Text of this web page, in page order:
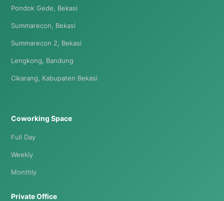
Pondok Gede, Bekasi
Summarecon, Bekasi
Summarecon 2, Bekasi
Lengkong, Bandung
Cikarang, Kabupaten Bekasi
Coworking Space
Full Day
Weekly
Monthly
Private Office